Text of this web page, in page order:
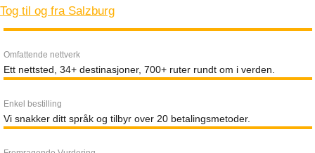
Tog til og fra Salzburg
Omfattende nettverk
Ett nettsted, 34+ destinasjoner, 700+ ruter rundt om i verden.
Enkel bestilling
Vi snakker ditt språk og tilbyr over 20 betalingsmetoder.